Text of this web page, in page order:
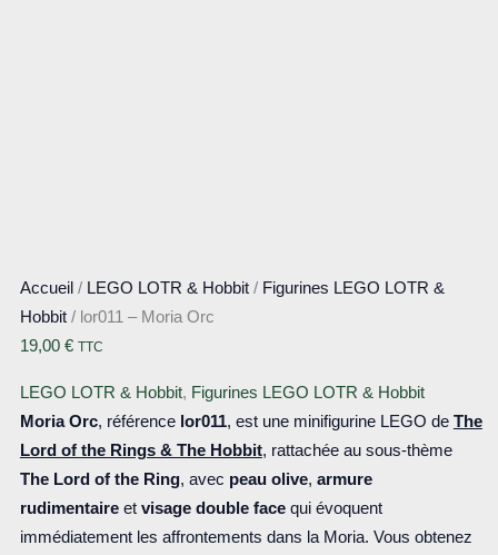
Accueil / LEGO LOTR & Hobbit/ Figurines LEGO LOTR &
Hobbit/ lor011 – Moria Orc
19,00 € TTC
LEGO LOTR & Hobbit, Figurines LEGO LOTR & Hobbit
Moria Orc, référence lor011, est une minifigurine LEGO de The
Lord of the Rings & The Hobbit, rattachée au sous-thème
The Lord of the Ring, avec peau olive, armure
rudimentaireet visage double facequi évoquent
immédiatement les affrontements dans la Moria. Vous obtenez